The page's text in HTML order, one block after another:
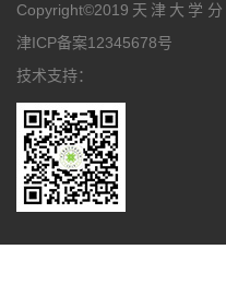
Copyright©2019天津大学
津ICP备案12345678号
技术支持：